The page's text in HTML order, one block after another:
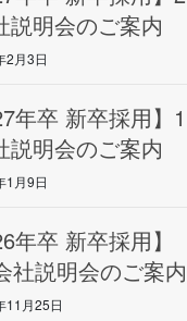
説明会のご案内
2月3日
年卒 新卒採用】1
説明会のご案内
1月9日
年卒 新卒採用】
社説明会のご案内
11月25日